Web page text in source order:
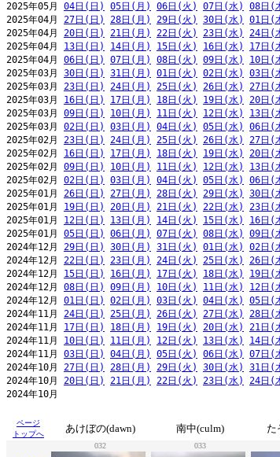
2025年05月 04日(日) 05日(月) 06日(火) 07日(水) 08日(
2025年04月 27日(日) 28日(月) 29日(火) 30日(水) 01日(
2025年04月 20日(日) 21日(月) 22日(火) 23日(水) 24日(
2025年04月 13日(日) 14日(月) 15日(火) 16日(水) 17日(
2025年04月 06日(日) 07日(月) 08日(火) 09日(水) 10日(
2025年03月 30日(日) 31日(月) 01日(火) 02日(水) 03日(
2025年03月 23日(日) 24日(月) 25日(火) 26日(水) 27日(
2025年03月 16日(日) 17日(月) 18日(火) 19日(水) 20日(
2025年03月 09日(日) 10日(月) 11日(火) 12日(水) 13日(
2025年03月 02日(日) 03日(月) 04日(火) 05日(水) 06日(
2025年02月 23日(日) 24日(月) 25日(火) 26日(水) 27日(
2025年02月 16日(日) 17日(月) 18日(火) 19日(水) 20日(
2025年02月 09日(日) 10日(月) 11日(火) 12日(水) 13日(
2025年02月 02日(日) 03日(月) 04日(火) 05日(水) 06日(
2025年01月 26日(日) 27日(月) 28日(火) 29日(水) 30日(
2025年01月 19日(日) 20日(月) 21日(火) 22日(水) 23日(
2025年01月 12日(日) 13日(月) 14日(火) 15日(水) 16日(
2025年01月 05日(日) 06日(月) 07日(火) 08日(水) 09日(
2024年12月 29日(日) 30日(月) 31日(火) 01日(水) 02日(
2024年12月 22日(日) 23日(月) 24日(火) 25日(水) 26日(
2024年12月 15日(日) 16日(月) 17日(火) 18日(水) 19日(
2024年12月 08日(日) 09日(月) 10日(火) 11日(水) 12日(
2024年12月 01日(日) 02日(月) 03日(火) 04日(水) 05日(
2024年11月 24日(日) 25日(月) 26日(火) 27日(水) 28日(
2024年11月 17日(日) 18日(月) 19日(火) 20日(水) 21日(
2024年11月 10日(日) 11日(月) 12日(火) 13日(水) 14日(
2024年11月 03日(日) 04日(月) 05日(火) 06日(水) 07日(
2024年10月 27日(日) 28日(月) 29日(火) 30日(水) 31日(
2024年10月 20日(日) 21日(月) 22日(火) 23日(水) 24日(
2024年10
ページ
トップへ
あけぼの(dawn) 南中(culm) た
032 033